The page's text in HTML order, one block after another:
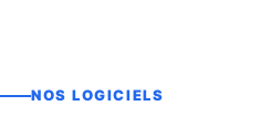
NOS LOGICIELS